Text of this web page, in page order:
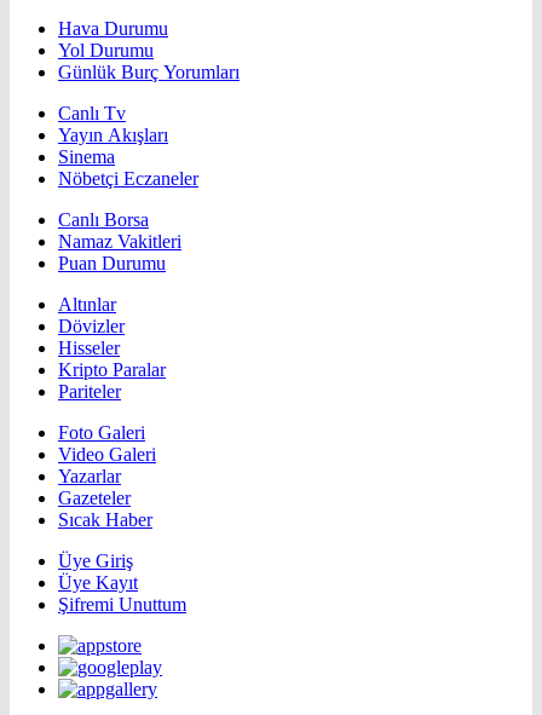
Hava Durumu
Yol Durumu
Günlük Burç Yorumları
Canlı Tv
Yayın Akışları
Sinema
Nöbetçi Eczaneler
Canlı Borsa
Namaz Vakitleri
Puan Durumu
Altınlar
Dövizler
Hisseler
Kripto Paralar
Pariteler
Foto Galeri
Video Galeri
Yazarlar
Gazeteler
Sıcak Haber
Üye Giriş
Üye Kayıt
Şifremi Unuttum